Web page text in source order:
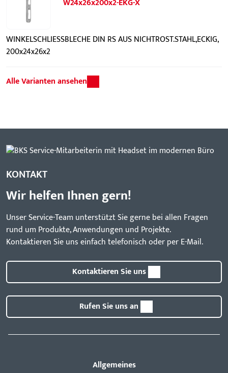
W24x26x200x2-EKG-X
WINKELSCHLIESSBLECHE DIN RS AUS NICHTROST.STAHL,ECKIG,
200x24x26x2
Alle Varianten ansehen
KONTAKT
Wir helfen Ihnen gern!
Unser Service-Team unterstützt Sie gerne bei allen Fragen
rund um Produkte, Anwendungen und Projekte.
Kontaktieren Sie uns einfach telefonisch oder per E-Mail.
Kontaktieren Sie uns
Rufen Sie uns an
Allgemeines